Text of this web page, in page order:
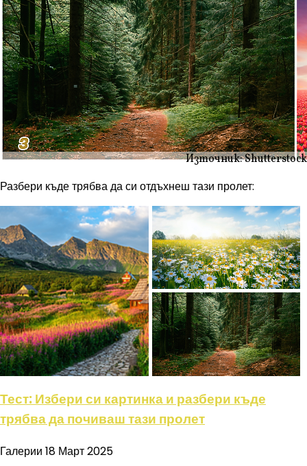
Източник: Shutterstock
Разбери къде трябва да си отдъхнеш тази пролет:
Тест: Избери си картинка и разбери къде
трябва да почиваш тази пролет
Галерии 18 Март 2025